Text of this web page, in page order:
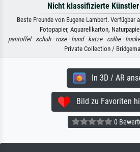
Nicht klassifizierte Künstler
Beste Freunde von Eugene Lambert. Verfügbar
Fotopapier, Aquarellkarton,
pantoffel · schuh · rose · hund · katze · collie ·
Private Collection /
In 3D / AR
Bild zu Favoriten
0